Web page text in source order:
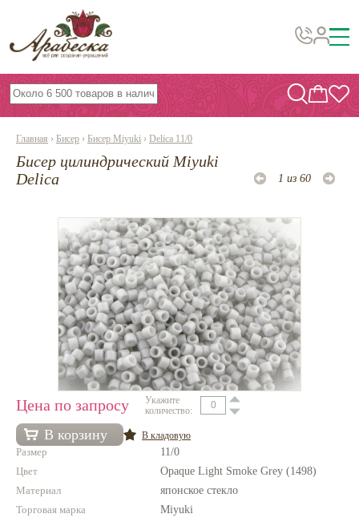
Бусины, подвески, декор
Бисер
Фурнитура
Инструменты и материалы
Эпоксидная смола
Шнуры, ленты, нитки
По темам и сезонам
Бисер TOHO
Нетемнеющая фурнитура
Всё для вышивки
Проволока
Натуральные камни
Каталог
Главная › Бисер › Бисер Miyuki › Delica 11/0
Бисер цилиндрический Miyuki
Delica
1 из 60
Цена по запросу
Укажите
количество:
В корзину В кладовую
Размер
11/0
Цвет
Opaque Light Smoke Grey (1498)
Материал
японское стекло
Торговая марка
Miyuki